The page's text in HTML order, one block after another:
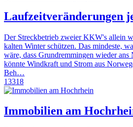
Laufzeitveränderungen
Der Streckbetrieb zweier KKW's allein
kalten Winter schützen. Das mindeste,
wäre, dass Grundremmingen wieder ans
könnte Windkraft und Strom aus
Beh…
13318
Immobilien am